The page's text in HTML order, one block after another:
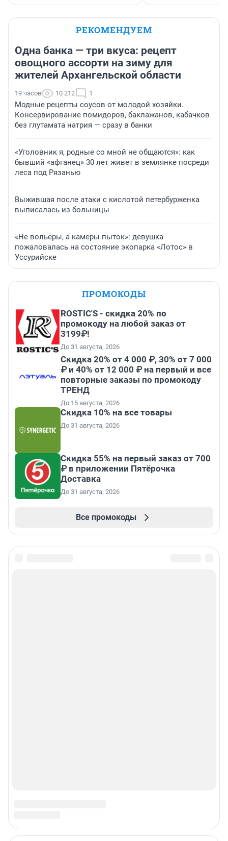
РЕКОМЕНДУЕМ
Одна банка — три вкуса: рецепт
овощного ассорти на зиму для
жителей Архангельской области
19 часов 10 212 1
Модные рецепты соусов от молодой хозяйки.
Консервирование помидоров, баклажанов, кабачков
без глутамата натрия — сразу в банки
«Уголовник я, родные со мной не общаются»: как
бывший «афганец» 30 лет живет в землянке посреди
леса под Рязанью
Выжившая после атаки с кислотой петербурженка
выписалась из больницы
«Не вольеры, а камеры пыток»: девушка
пожаловалась на состояние экопарка «Лотос» в
Уссурийске
ПРОМОКОДЫ
ROSTIC'S - скидка 20% по
промокоду на любой заказ от
3199₽!
До 31 августа, 2026
Скидка 20% от 4 000 ₽, 30% от 7 000
₽ и 40% от 12 000 ₽ на первый и все
повторные заказы по промокоду
ТРЕНД
До 15 августа, 2026
Скидка 10% на все товары
До 31 августа, 2026
Скидка 55% на первый заказ от 700
₽ в приложении Пятёрочка
Доставка
До 31 августа, 2026
Все промокоды